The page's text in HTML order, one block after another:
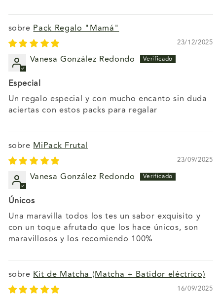
Pack Regalo "Mamá"
23/12/2025
Vanesa González Redondo
Especial
Un regalo especial y con mucho encanto sin duda
aciertas con estos packs para regalar
MiPack Frutal
23/09/2025
Vanesa González Redondo
Únicos
Una maravilla todos los tes un sabor exquisito y
con un toque afrutado que los hace únicos, son
maravillosos y los recomiendo 100%
Kit de Matcha (Matcha + Batidor eléctrico)
16/09/2025